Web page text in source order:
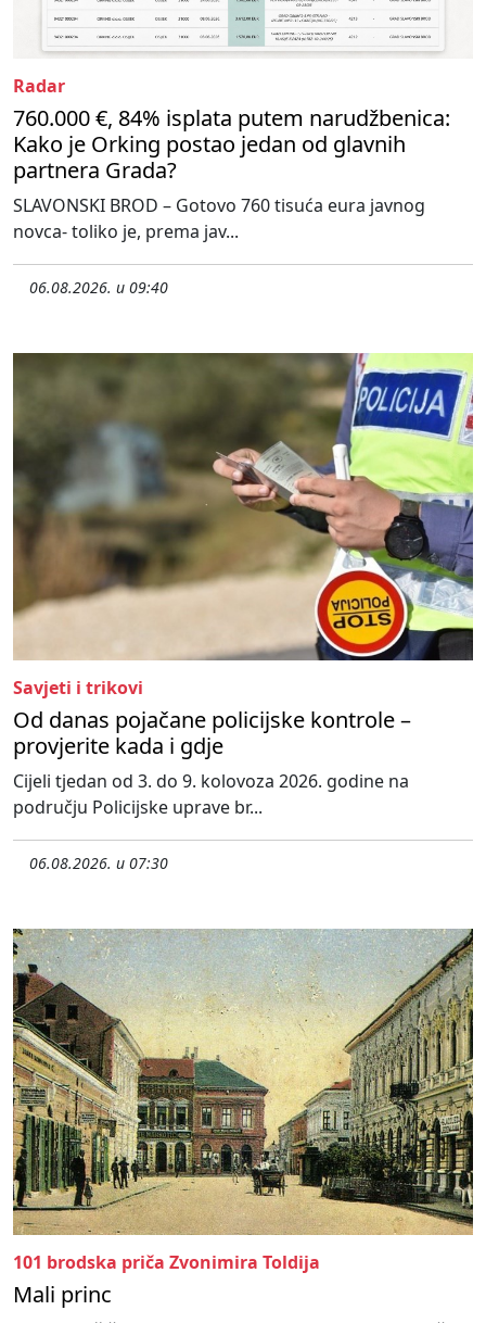
Radar
760.000 €, 84% isplata putem narudžbenica:
Kako je Orking postao jedan od glavnih
partnera Grada?
SLAVONSKI BROD – Gotovo 760 tisuća eura javnog
novca- toliko je, prema jav...
06.08.2026. u 09:40
Savjeti i trikovi
Od danas pojačane policijske kontrole –
provjerite kada i gdje
Cijeli tjedan od 3. do 9. kolovoza 2026. godine na
području Policijske uprave br...
06.08.2026. u 07:30
101 brodska priča Zvonimira Toldija
Mali princ